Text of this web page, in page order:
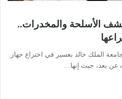
لكشف الأسلحة والمخدرات..
الملك خالد بعسير في اختراع جهاز
بعد، حيث إنها…